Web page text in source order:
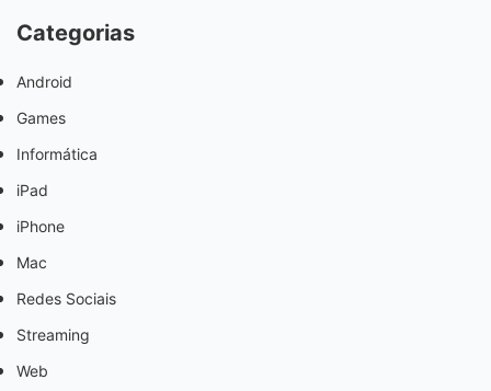
Categorias
Android
Games
Informática
iPad
iPhone
Mac
Redes Sociais
Streaming
Web